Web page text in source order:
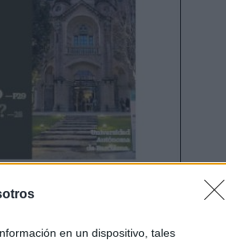
en un dispositivo, tales